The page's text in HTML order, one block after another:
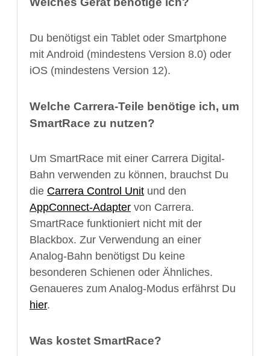
Du benötigst ein Tablet oder Smartphone
mit Android (mindestens Version 8.0) oder
iOS (mindestens Version 12).
Welche Carrera-Teile benötige ich, um
SmartRace zu nutzen?
Um SmartRace mit einer Carrera Digital-
Bahn verwenden zu können, brauchst Du
die Carrera Control Unit und den
AppConnect-Adapter von Carrera.
SmartRace funktioniert nicht mit der
Blackbox. Zur Verwendung an einer
Analog-Bahn benötigst Du keine
besonderen Schienen oder Ähnliches.
Genaueres zum Analog-Modus erfährst Du
hier.
Was kostet SmartRace?